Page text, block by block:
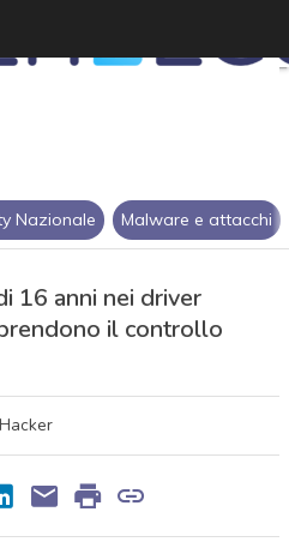
Nazionale Malware e attacchi
16 anni nei driver
il controllo